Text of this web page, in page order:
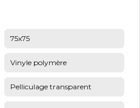
75x75
Vinyle polymère
Pelliculage transparent